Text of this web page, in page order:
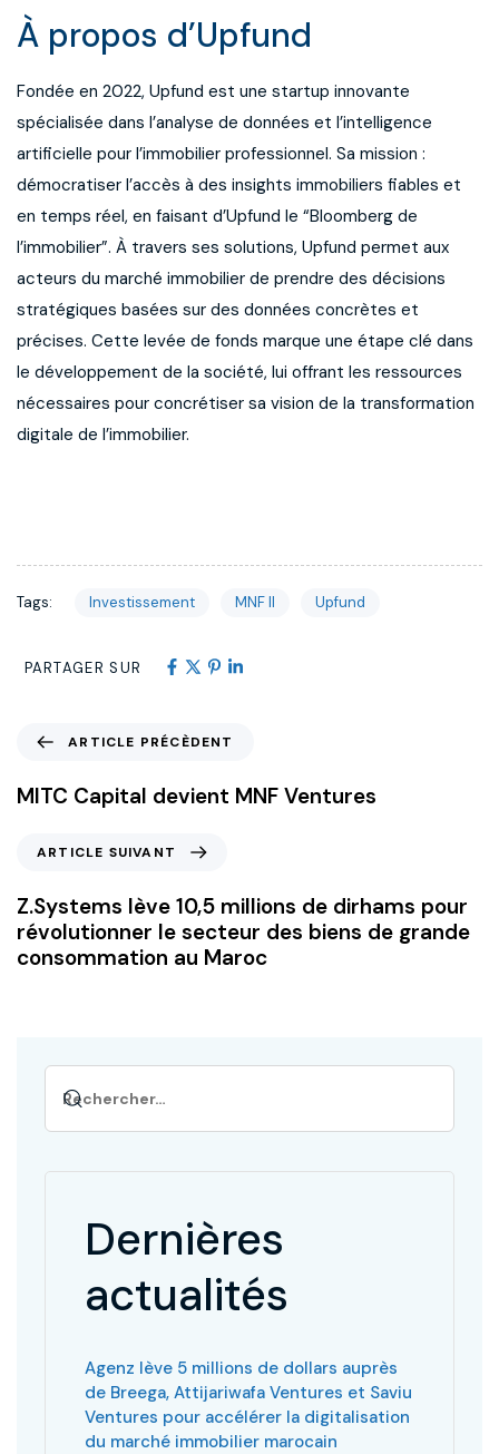
À propos d’Upfund
Fondée en 2022, Upfund est une startup innovante
spécialisée dans l’analyse de données et l’intelligence
artificielle pour l’immobilier professionnel. Sa mission :
démocratiser l’accès à des insights immobiliers fiables et
en temps réel, en faisant d’Upfund le “Bloomberg de
l’immobilier”. À travers ses solutions, Upfund permet aux
acteurs du marché immobilier de prendre des décisions
stratégiques basées sur des données concrètes et
précises. Cette levée de fonds marque une étape clé dans
le développement de la société, lui offrant les ressources
nécessaires pour concrétiser sa vision de la transformation
digitale de l’immobilier.
Tags: Investissement MNF II Upfund
PARTAGER SUR
ARTICLE PRÉCÈDENT
MITC Capital devient MNF Ventures
ARTICLE SUIVANT
Z.Systems lève 10,5 millions de dirhams pour
révolutionner le secteur des biens de grande
consommation au Maroc
Dernières
actualités
Agenz lève 5 millions de dollars auprès
de Breega, Attijariwafa Ventures et Saviu
Ventures pour accélérer la digitalisation
du marché immobilier marocain